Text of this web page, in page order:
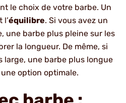
le choix de votre barbe. Un
équilibre. Si vous avez un
une barbe plus pleine sur les
la longueur. De même, si
large, une barbe plus longue
option optimale.